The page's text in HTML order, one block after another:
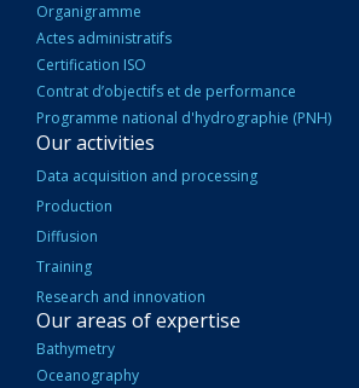
Organigramme
Actes administratifs
Certification ISO
Contrat d’objectifs et de performance
Programme national d'hydrographie (PNH)
Our activities
Data acquisition and processing
Production
Diffusion
Training
Research and innovation
Our areas of expertise
Bathymetry
Oceanography